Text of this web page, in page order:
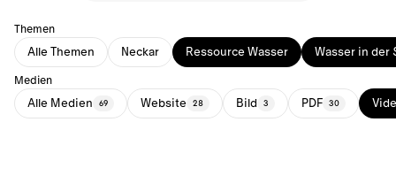
Themen
Alle Themen Neckar Ressource Wasser Wasser in der
Medien
Alle Medien 69 Website 28 Bild 3 PDF 30